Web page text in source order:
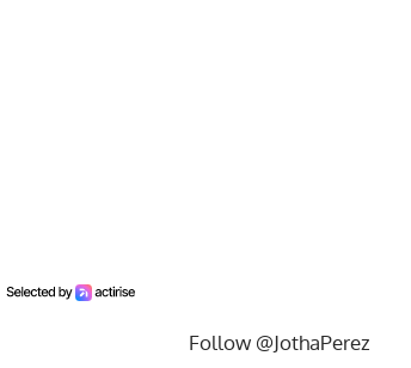
Follow @JothaPerez